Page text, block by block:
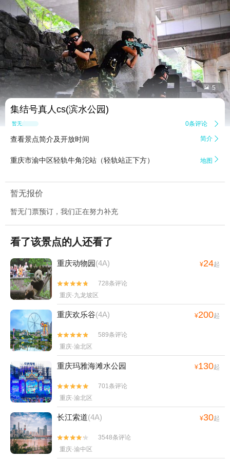
 5
集结号真人cs(滨水公园)
暂无点评 0条评论 
查看景点简介及开放时间 简介 
重庆市渝中区轻轨牛角沱站（轻轨站正下方） 地图 
暂无报价
暂无门票预订，我们正在努力补充
看了该景点的人还看了
重庆动物园(4A) ¥24起


728条评论
重庆·九龙坡区
重庆欢乐谷(4A) ¥200起


589条评论
重庆·渝北区
重庆玛雅海滩水公园 ¥130起


701条评论
重庆·渝北区
长江索道(4A) ¥30起


3548条评论
重庆·渝中区
